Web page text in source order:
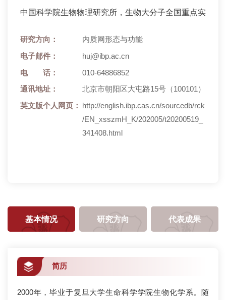
中国科学院生物物理研究所，生物大分子全国重点实验室
研究方向： 内质网形态与功能
电子邮件： huj@ibp.ac.cn
电 话： 010-64886852
通讯地址： 北京市朝阳区大屯路15号（100101）
英文版个人网页：
http://english.ibp.cas.cn/sourcedb/rck
/EN_xsszmH_K/202005/t20200519_
341408.html
基本情况 研究方向 代表成果
简历
2000年，毕业于复旦大学生命科学学院生物化学系。随